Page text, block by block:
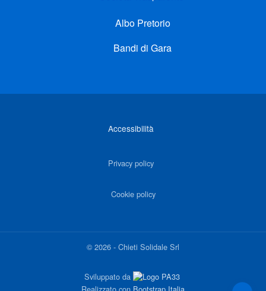
Albo Pretorio
Bandi di Gara
Accessibilità
Privacy policy
Cookie policy
©2026 - Chieti Solidale Srl
Sviluppato da